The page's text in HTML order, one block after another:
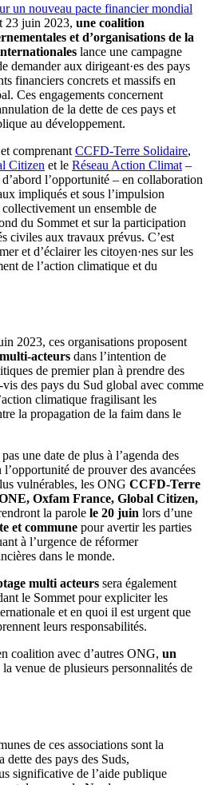
un nouveau pacte financier mondial
23 juin 2023, une coalition
et d’organisations de la
lance une campagne
demander aux dirigeant·es des pays
financiers concrets et massifs en
Ces engagements concernent
de la dette de ces pays et
au développement.
comprenant CCFD-Terre Solidaire,
Citizen et le Réseau Action Climat –
l’opportunité – en collaboration
impliqués et sous l’impulsion
un ensemble de
du Sommet et sur la participation
civiles aux travaux prévus. C’est
et d’éclairer les citoyen·nes sur les
de l’action climatique et du
2023, ces organisations proposent
acteurs dans l’intention de
de premier plan à prendre des
des pays du Sud global avec comme
climatique fragilisant les
la propagation de la faim dans le
une date de plus à l’agenda des
de prouver des avancées
vulnérables, les ONG CCFD-Terre
Oxfam France, Global Citizen,
la parole le 20 juin lors d’une
et commune pour avertir les parties
à l’urgence de réformer
dans le monde.
multi acteurs sera également
le Sommet pour expliciter les
et en quoi il est urgent que
leurs responsabilités.
coalition avec d’autres ONG, un
venue de plusieurs personnalités de
de ces associations sont la
des pays des Suds,
significative de l’aide publique